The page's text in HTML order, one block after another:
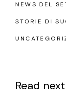
NEWS DEL
STORIE DI
Read next